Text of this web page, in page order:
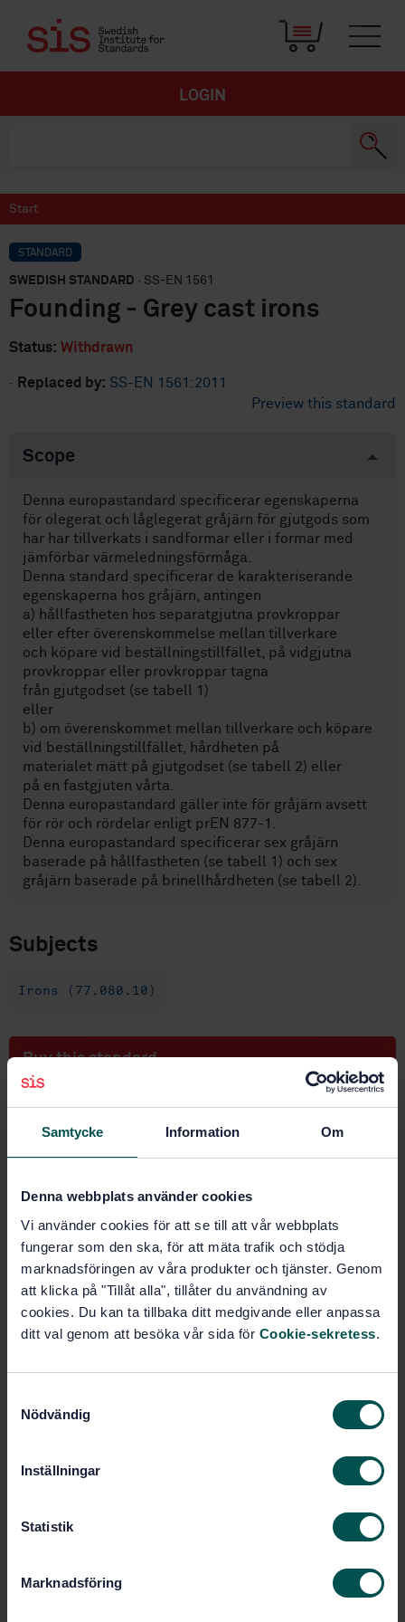
Samtycke Information Om
Denna webbplats använder cookies
Vi använder cookies för att se till att vår webbplats
fungerar som den ska, för att mäta trafik och stödja
marknadsföringen av våra produkter och tjänster. Genom
att klicka på "Tillåt alla", tillåter du användning av
cookies. Du kan ta tillbaka ditt medgivande eller anpassa
ditt val genom att besöka vår sida för Cookie-sekretess.
Nödvändig
Inställningar
Statistik
Marknadsföring
LOGIN
Start
STANDARD
SWEDISH STANDARD · SS-EN 1561
Founding - Grey cast irons
Status: Withdrawn
· Replaced by: SS-EN 1561:2011
Preview this standard
Scope
Denna europastandard specificerar egenskaperna
för olegerat och låglegerat gråjärn för gjutgods som
har har tillverkats i sandformar eller i formar med
jämförbar värmeledningsförmåga.
Denna standard specificerar de karakteriserande
egenskaperna hos gråjärn, antingen
a) hållfastheten hos separatgjutna provkroppar
eller efter överenskommelse mellan tillverkare
och köpare vid beställningstillfället, på vidgjutna
provkroppar eller provkroppar tagna
från gjutgodset (se tabell 1)
eller
b) om överenskommet mellan tillverkare och köpare
vid beställningstillfället, hårdheten på
materialet mätt på gjutgodset (se tabell 2) eller
på en fastgjuten vårta.
Denna europastandard gäller inte för gråjärn avsett
för rör och rördelar enligt prEN 877-1.
Denna europastandard specificerar sex gråjärn
baserade på hållfastheten (se tabell 1) och sex
gråjärn baserade på brinellhårdheten (se tabell 2).
Subjects
Irons (77.080.10)
Buy this standard
SWEDISH STANDARD · SS-EN 1561
Founding - Grey cast irons
Subscribe on standards - Read more
Price:
PDF
Add to cart
Show more
Language:
standarder
Article no:
Approved:12/12/1997